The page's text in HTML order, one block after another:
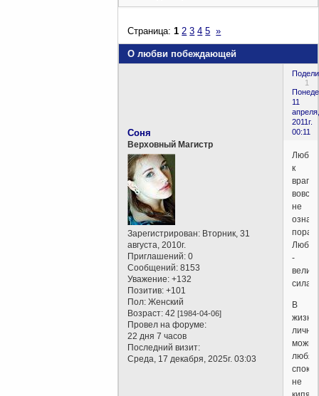
О любви побеждающей
Страница:1 2 3 4 5 »
1
11
апреля,
2011г.
00:11
Соня
Верховный Магистр
Зарегистрирован: Вторник, 31
августа, 2010г.
Приглашений: 0
Сообщений: 8153
Уважение: +132
Позитив: +101
Пол: Женский
Возраст: 42[1984-04-06]
Провел на форуме:
22 дня 7 часов
Последний визит:
Среда, 17 декабря, 2025г. 03:03
к
врагам
вовсе
не
-
сила.
В
жизни
можно
любя,
не